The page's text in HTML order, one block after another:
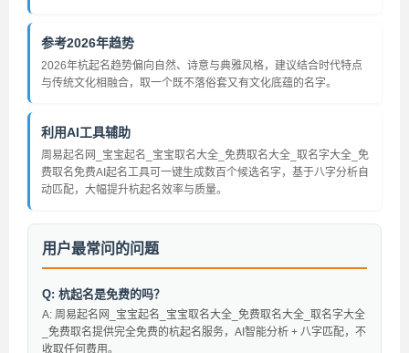
参考2026年趋势
2026年杭起名趋势偏向自然、诗意与典雅风格，建议结合时代特点
与传统文化相融合，取一个既不落俗套又有文化底蕴的名字。
利用AI工具辅助
周易起名网_宝宝起名_宝宝取名大全_免费取名大全_取名字大全_免
费取名免费AI起名工具可一键生成数百个候选名字，基于八字分析自
动匹配，大幅提升杭起名效率与质量。
用户最常问的问题
Q: 杭起名是免费的吗？
A: 周易起名网_宝宝起名_宝宝取名大全_免费取名大全_取名字大全
_免费取名提供完全免费的杭起名服务，AI智能分析 + 八字匹配，不
收取任何费用。